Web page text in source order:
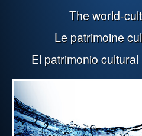
The world-
Le patrimoine
El patrimonio